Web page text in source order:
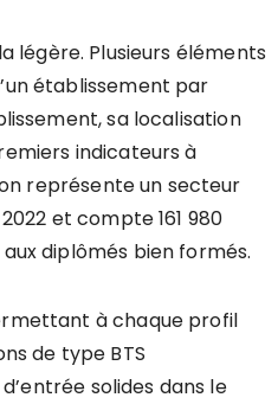
légère. Plusieurs éléments
établissement par
sa localisation
indicateurs à
représente un secteur
et compte 161 980
diplômés bien formés.
à chaque profil
de type BTS
solides dans le